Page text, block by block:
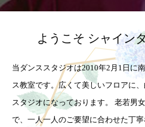
ようこそ シャイン
当ダンススタジオは2010年2月1日に
ス教室です。広くて美しいフロアに
スタジオになっております。 老若男
で、一人一人のご要望に合わせた丁